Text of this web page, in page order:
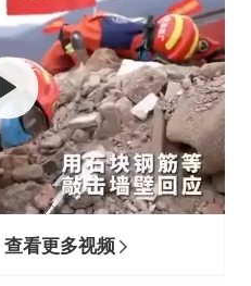
看更多视频